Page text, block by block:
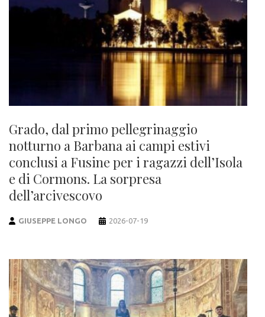
Grado, dal primo pellegrinaggio
notturno a Barbana ai campi estivi
conclusi a Fusine per i ragazzi dell’Isola
e di Cormons. La sorpresa
dell’arcivescovo
GIUSEPPE LONGO 2026-07-19